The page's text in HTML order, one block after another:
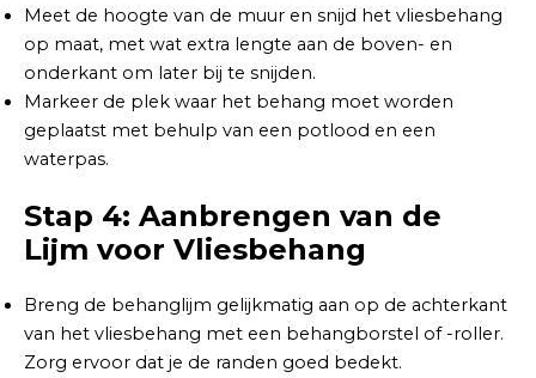
Meet de hoogte van de muur en snijd het vliesbehang
op maat, met wat extra lengte aan de boven- en
onderkant om later bij te snijden.
Markeer de plek waar het behang moet worden
geplaatst met behulp van een potlood en een
waterpas.
Stap 4: Aanbrengen van de
Lijm voor Vliesbehang
Breng de behanglijm gelijkmatig aan op de achterkant
van het vliesbehang met een behangborstel of -roller.
Zorg ervoor dat je de randen goed bedekt.